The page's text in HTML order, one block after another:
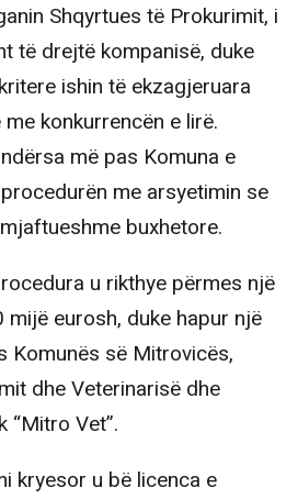
Shqyrtues të Prokurimit, i
të drejtë kompanisë, duke
ishin të ekzagjeruara
konkurrencën e lirë.
më pas Komuna e
me arsyetimin se
buxhetore.
u rikthye përmes një
eurosh, duke hapur një
Komunës së Mitrovicës,
dhe Veterinarisë dhe
“Mitro Vet”.
kryesor u bë licenca e